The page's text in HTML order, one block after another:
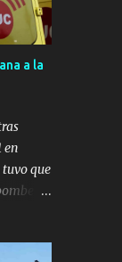
de
se
el
para
las
a la
en
que
su